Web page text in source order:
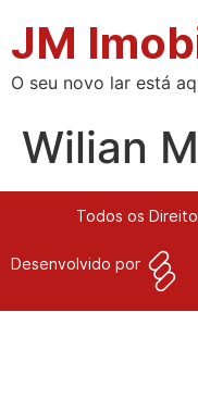
JM
O seu novo lar está
Wilian
Todos os
Desenvolvido por